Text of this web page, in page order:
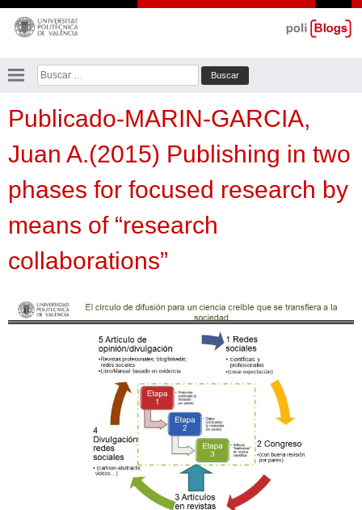
Saltar
contenido
Buscar:
Publicado-MARIN-GARCIA,
Juan A.(2015) Publishing in two
phases for focused research by
means of “research
collaborations”